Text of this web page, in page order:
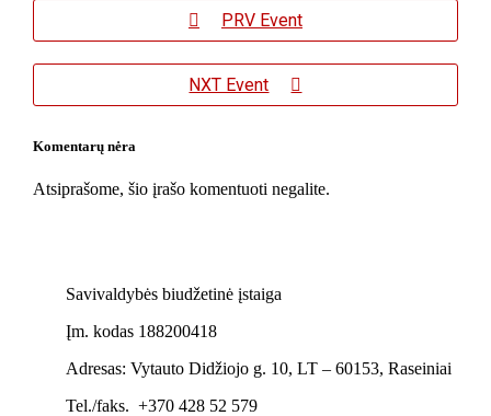
PRV Event
NXT Event
Komentarų nėra
Atsiprašome, šio įrašo komentuoti negalite.
Savivaldybės biudžetinė įstaiga
Įm. kodas 188200418
Adresas: Vytauto Didžiojo g. 10, LT – 60153, Raseiniai
Tel./faks. +370 428 52 579